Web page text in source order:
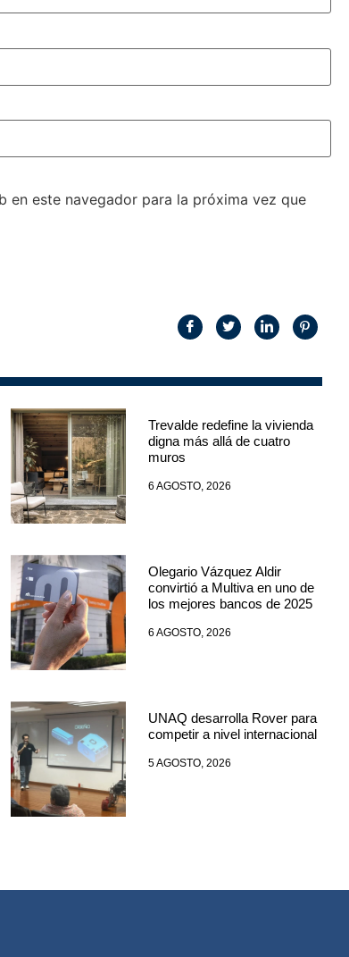
este navegador para la próxima vez que
Trevalde redefine la vivienda
digna más allá de cuatro
muros
6 AGOSTO, 2026
Olegario Vázquez Aldir
convirtió a Multiva en uno de
los mejores bancos de 2025
6 AGOSTO, 2026
UNAQ desarrolla Rover para
competir a nivel internacional
5 AGOSTO, 2026